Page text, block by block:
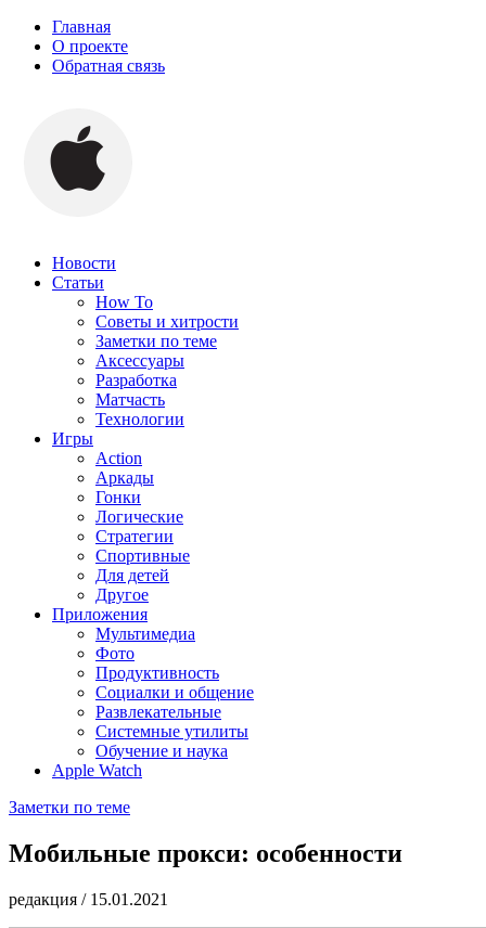
Главная
О проекте
Обратная связь
Новости
Статьи
How To
Советы и хитрости
Заметки по теме
Аксессуары
Разработка
Матчасть
Технологии
Игры
Action
Аркады
Гонки
Логические
Стратегии
Спортивные
Для детей
Другое
Приложения
Мультимедиа
Фото
Продуктивность
Социалки и общение
Развлекательные
Системные утилиты
Обучение и наука
Apple Watch
Заметки по теме
Мобильные прокси: особенности
редакция / 15.01.2021